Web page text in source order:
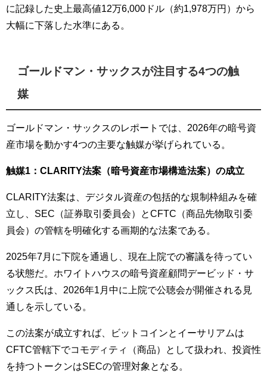
に記録した史上最高値12万6,000ドル（約1,978万円）から
大幅に下落した水準にある。
ゴールドマン・サックスが注目する4つの触
媒
ゴールドマン・サックスのレポートでは、2026年の暗号資
産市場を動かす4つの主要な触媒が挙げられている。
触媒1：CLARITY法案（暗号資産市場構造法案）の成立
CLARITY法案は、デジタル資産の包括的な規制枠組みを確
立し、SEC（証券取引委員会）とCFTC（商品先物取引委
員会）の管轄を明確化する画期的な法案である。
2025年7月に下院を通過し、現在上院での審議を待ってい
る状態だ。ホワイトハウスの暗号資産顧問デービッド・サ
ックス氏は、2026年1月中に上院で公聴会が開催される見
通しを示している。
この法案が成立すれば、ビットコインとイーサリアムは
CFTC管轄下でコモディティ（商品）として扱われ、投資性
を持つトークンはSECの管理対象となる。